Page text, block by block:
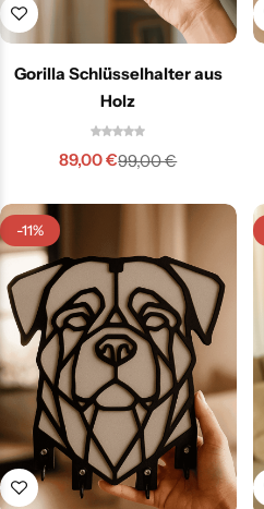
Gorilla Schlüsselhalter aus
Holz
99,00€
89,00€
-11%